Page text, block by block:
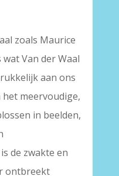
zoals Maurice
Van der Waal
aan ons
meervoudige,
in beelden,
de zwakte en
ontbreekt